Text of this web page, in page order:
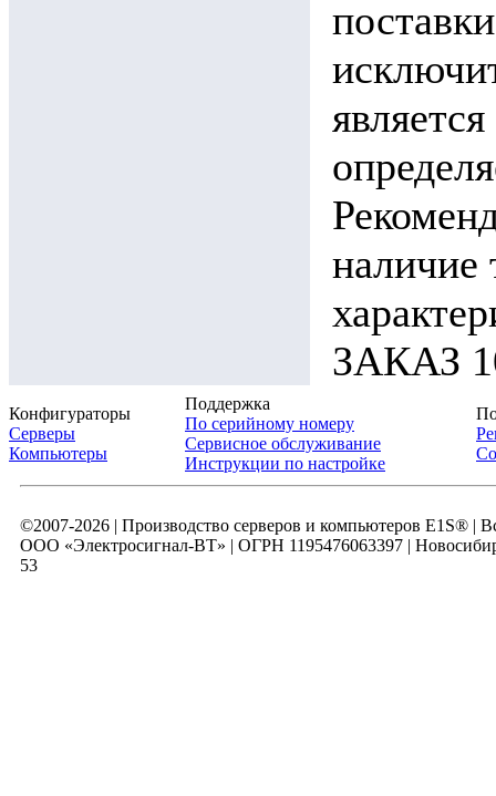
наличие
ЗАКАЗ
Конфигураторы
Серверы
Компьютеры
Поддержка
По серийному номеру
Сервисное обслуживание
Инструкции по настройке
©2007-2026 | Производство серверов и компьютеров E1S® |
ООО «Электросигнал-ВТ» | ОГРН 1195476063397 |
53